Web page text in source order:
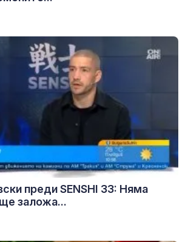
преди SENSHI 33: Няма
заложа...